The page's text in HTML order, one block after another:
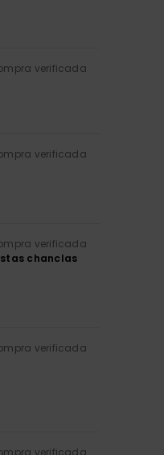
verificada
verificada
verificada
chanclas
verificada